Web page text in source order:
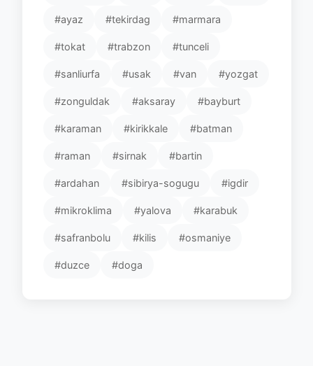
#ayaz #tekirdag #marmara
#tokat #trabzon #tunceli
#sanliurfa #usak #van #yozgat
#zonguldak #aksaray #bayburt
#karaman #kirikkale #batman
#raman #sirnak #bartin
#ardahan #sibirya-sogugu #igdir
#mikroklima #yalova #karabuk
#safranbolu #kilis #osmaniye
#duzce #doga